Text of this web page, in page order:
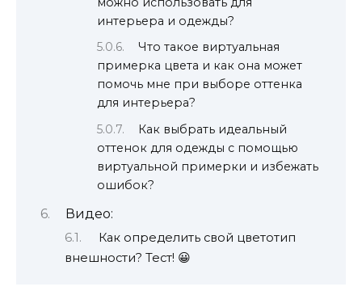
интерьера и одежды?
Что такое виртуальная
примерка цвета и как она может
помочь мне при выборе оттенка
для интерьера?
Как выбрать идеальный
оттенок для одежды с помощью
виртуальной примерки и избежать
ошибок?
Видео:
Как определить свой цветотип
внешности? Тест! 😀